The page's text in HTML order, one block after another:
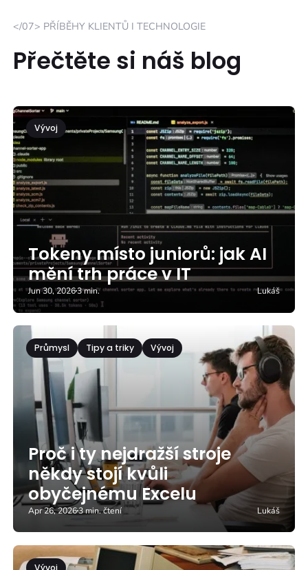
</07> PŘÍBĚHY KLIENTŮ I TECHNOLOGIE
Přečtěte si náš blog
Vývoj
Tokeny místo juniorů: jak AI
mění trh práce v IT
Jun 30, 20263 min. Lukáš
Průmysl Tipy a triky Vývoj
Proč i ty nejdražší stroje
někdy stojí kvůli
obyčejnému Excelu
Apr 26, 20263 min. čtení Lukáš
Vývoj